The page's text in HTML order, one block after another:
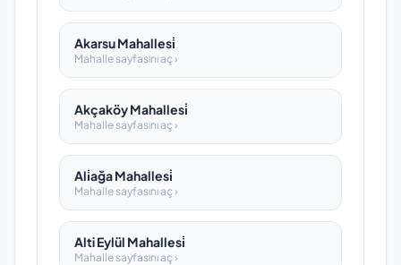
Akarsu Mahallesi̇
Mahalle sayfasını aç ›
Akçaköy Mahallesi̇
Mahalle sayfasını aç ›
Ali̇ağa Mahallesi̇
Mahalle sayfasını aç ›
Alti Eylül Mahallesi̇
Mahalle sayfasını aç ›